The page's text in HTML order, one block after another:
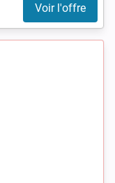
Voir l'offre